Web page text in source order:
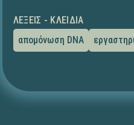
ΛΈΞΕΙΣ - ΚΛΕΙΔΙΆ
απομόνωση DNA